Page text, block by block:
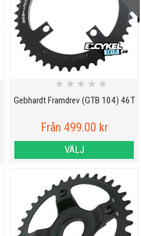
Gebhardt Framdrev (GTB 104) 46T
★ ★ ★ ★ ★
Från 499.00 kr
VÄLJ